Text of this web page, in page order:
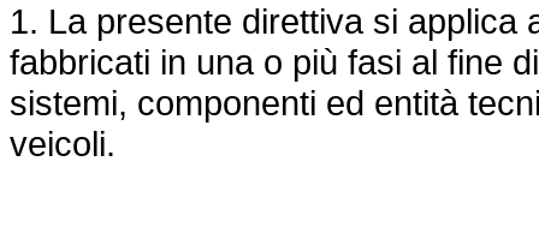
1. La presente direttiva si applica
fabbricati in una o più fasi al fine
sistemi, componenti ed entità
veicoli.